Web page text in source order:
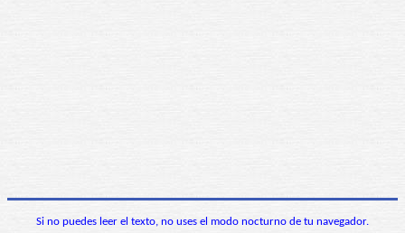
Si no puedes leer el texto, no uses el modo nocturno de tu navegador.